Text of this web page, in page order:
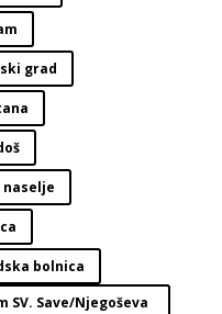
grad
naselje
bolnica
SV. Save/Njegoševa